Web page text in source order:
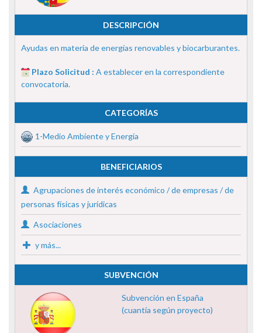
DESCRIPCIÓN
Ayudas en materia de energías renovables y biocarburantes.
Plazo Solicitud : A establecer en la correspondiente
convocatoria.
CATEGORÍAS
1-Medio Ambiente y Energía
BENEFICIARIOS
Agrupaciones de interés económico / de empresas / de
personas físicas y jurídicas
Asociaciones
y más...
SUBVENCIÓN
Subvención en España
(cuantía según proyecto)